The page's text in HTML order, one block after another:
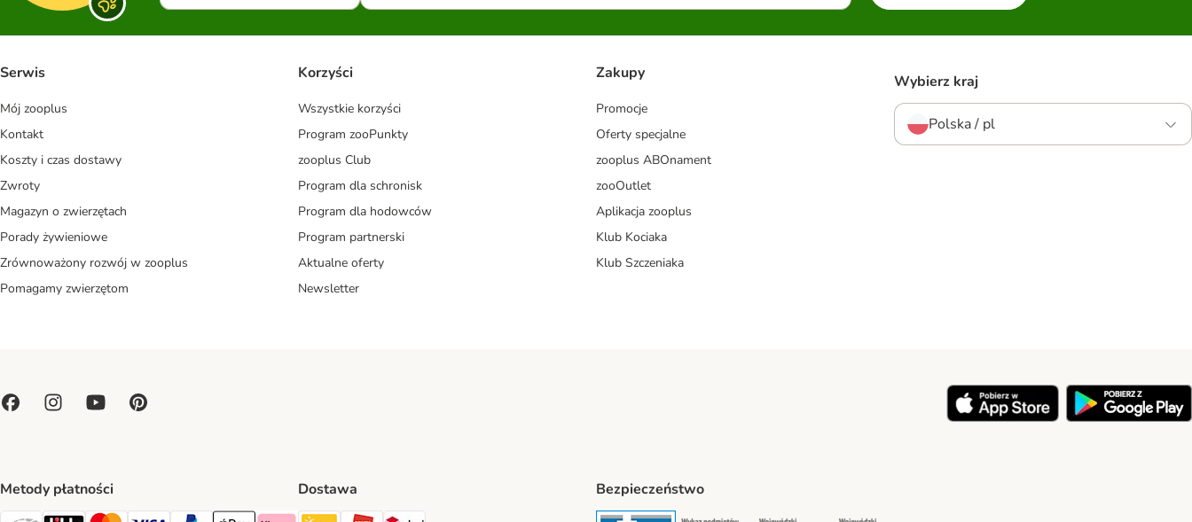
Serwis
Mój zooplus
Kontakt
Koszty i czas dostawy
Zwroty
Magazyn o zwierzętach
Porady żywieniowe
Zrównoważony rozwój w zooplus
Pomagamy zwierzętom
Korzyści
Wszystkie korzyści
Program zooPunkty
zooplus Club
Program dla schronisk
Program dla hodowców
Program partnerski
Aktualne oferty
Newsletter
Zakupy
Promocje
Oferty specjalne
zooplus ABOnament
zooOutlet
Aplikacja zooplus
Klub Kociaka
Klub Szczeniaka
Wybierz kraj
Polska / pl
Metody płatności Dostawa
Paczkomat® Shipping Method
ORLEN Paczka Shipping Method
Bezpieczeństwo
Security Security Security